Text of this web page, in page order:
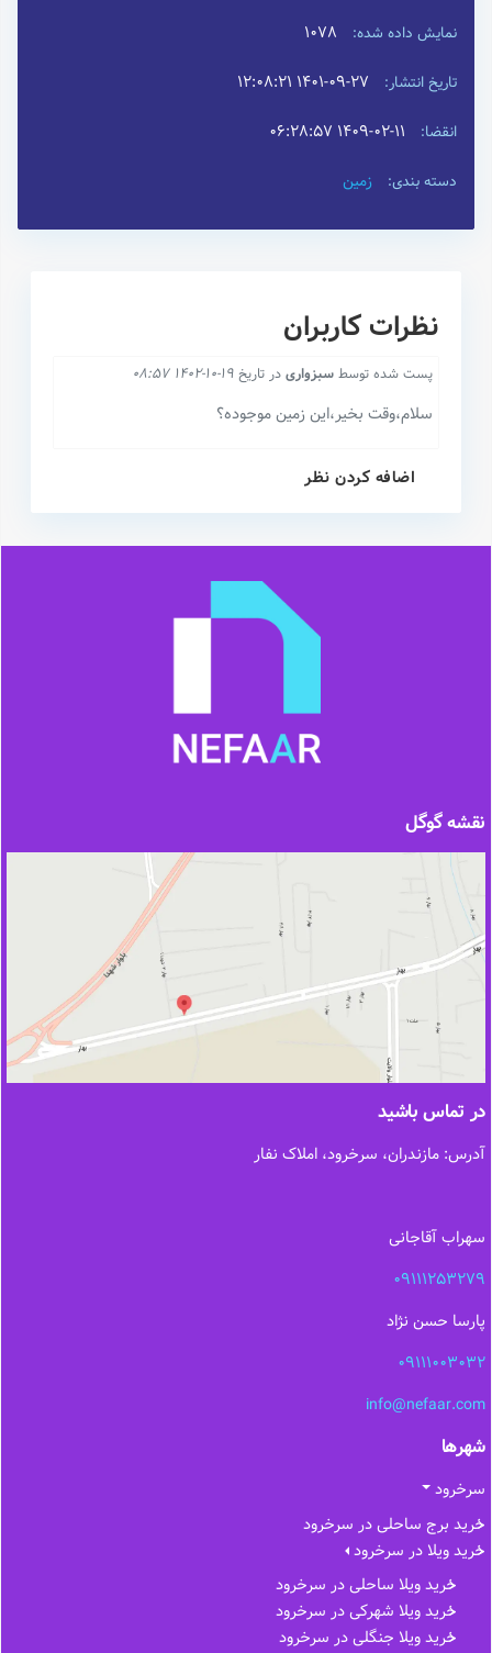
نمایش داده شده: 1078
تاریخ انتشار: ۱۴۰۱-۰۹-۲۷ ۱۲:۰۸:۲۱
انقضا: ۱۴۰۹-۰۲-۱۱ ۰۶:۲۸:۵۷
دسته بندی: زمین
نظرات کاربران
پست شده توسطسبزواریدر تاریخ19-10-1402 08:57
سلام،وقت بخیر،این زمین موجوده؟
اضافه کردن نظر
نقشه گوگل
در تماس باشید
آدرس: مازندران، سرخرود، املاک نفار
سهراب آقاجانی
09111253279
پارسا حسن نژاد
09111003032
info@nefaar.com
شهرها
سرخرود
خرید برج ساحلی در سرخرود
خرید ویلا در سرخرود
خرید ویلا ساحلی در سرخرود
خرید ویلا شهرکی در سرخرود
خرید ویلا جنگلی در سرخرود